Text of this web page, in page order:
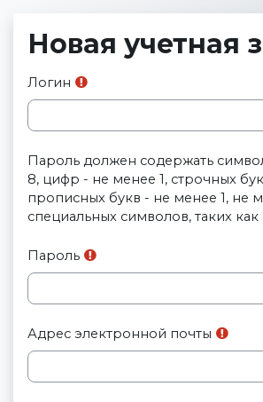
Новая учетная
Логин
Пароль должен содержать
8, цифр - не менее 1, строчных
прописных букв - не менее 1, не
специальных символов, таких как
Пароль
Адрес электронной почты